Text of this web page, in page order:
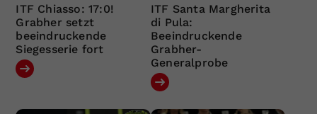
ITF Chiasso: 17:0!
Grabher setzt
beeindruckende
Siegesserie fort
ITF Santa Margherita
di Pula:
Beeindruckende
Grabher-
Generalprobe